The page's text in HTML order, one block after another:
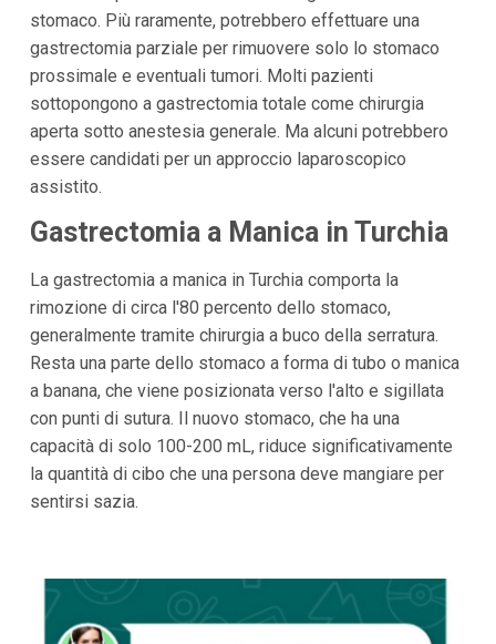
stomaco. Più raramente, potrebbero effettuare una
gastrectomia parziale per rimuovere solo lo stomaco
prossimale e eventuali tumori. Molti pazienti
sottopongono a gastrectomia totale come chirurgia
aperta sotto anestesia generale. Ma alcuni potrebbero
essere candidati per un approccio laparoscopico
assistito.
Gastrectomia a Manica in Turchia
La gastrectomia a manica in Turchia comporta la
rimozione di circa l'80 percento dello stomaco,
generalmente tramite chirurgia a buco della serratura.
Resta una parte dello stomaco a forma di tubo o manica
a banana, che viene posizionata verso l'alto e sigillata
con punti di sutura. Il nuovo stomaco, che ha una
capacità di solo 100-200 mL, riduce significativamente
la quantità di cibo che una persona deve mangiare per
sentirsi sazia.